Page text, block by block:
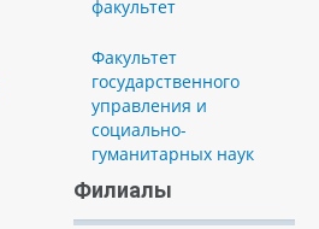
факультет
Факультет
государственного
управления и
социально-
гуманитарных наук
Филиалы